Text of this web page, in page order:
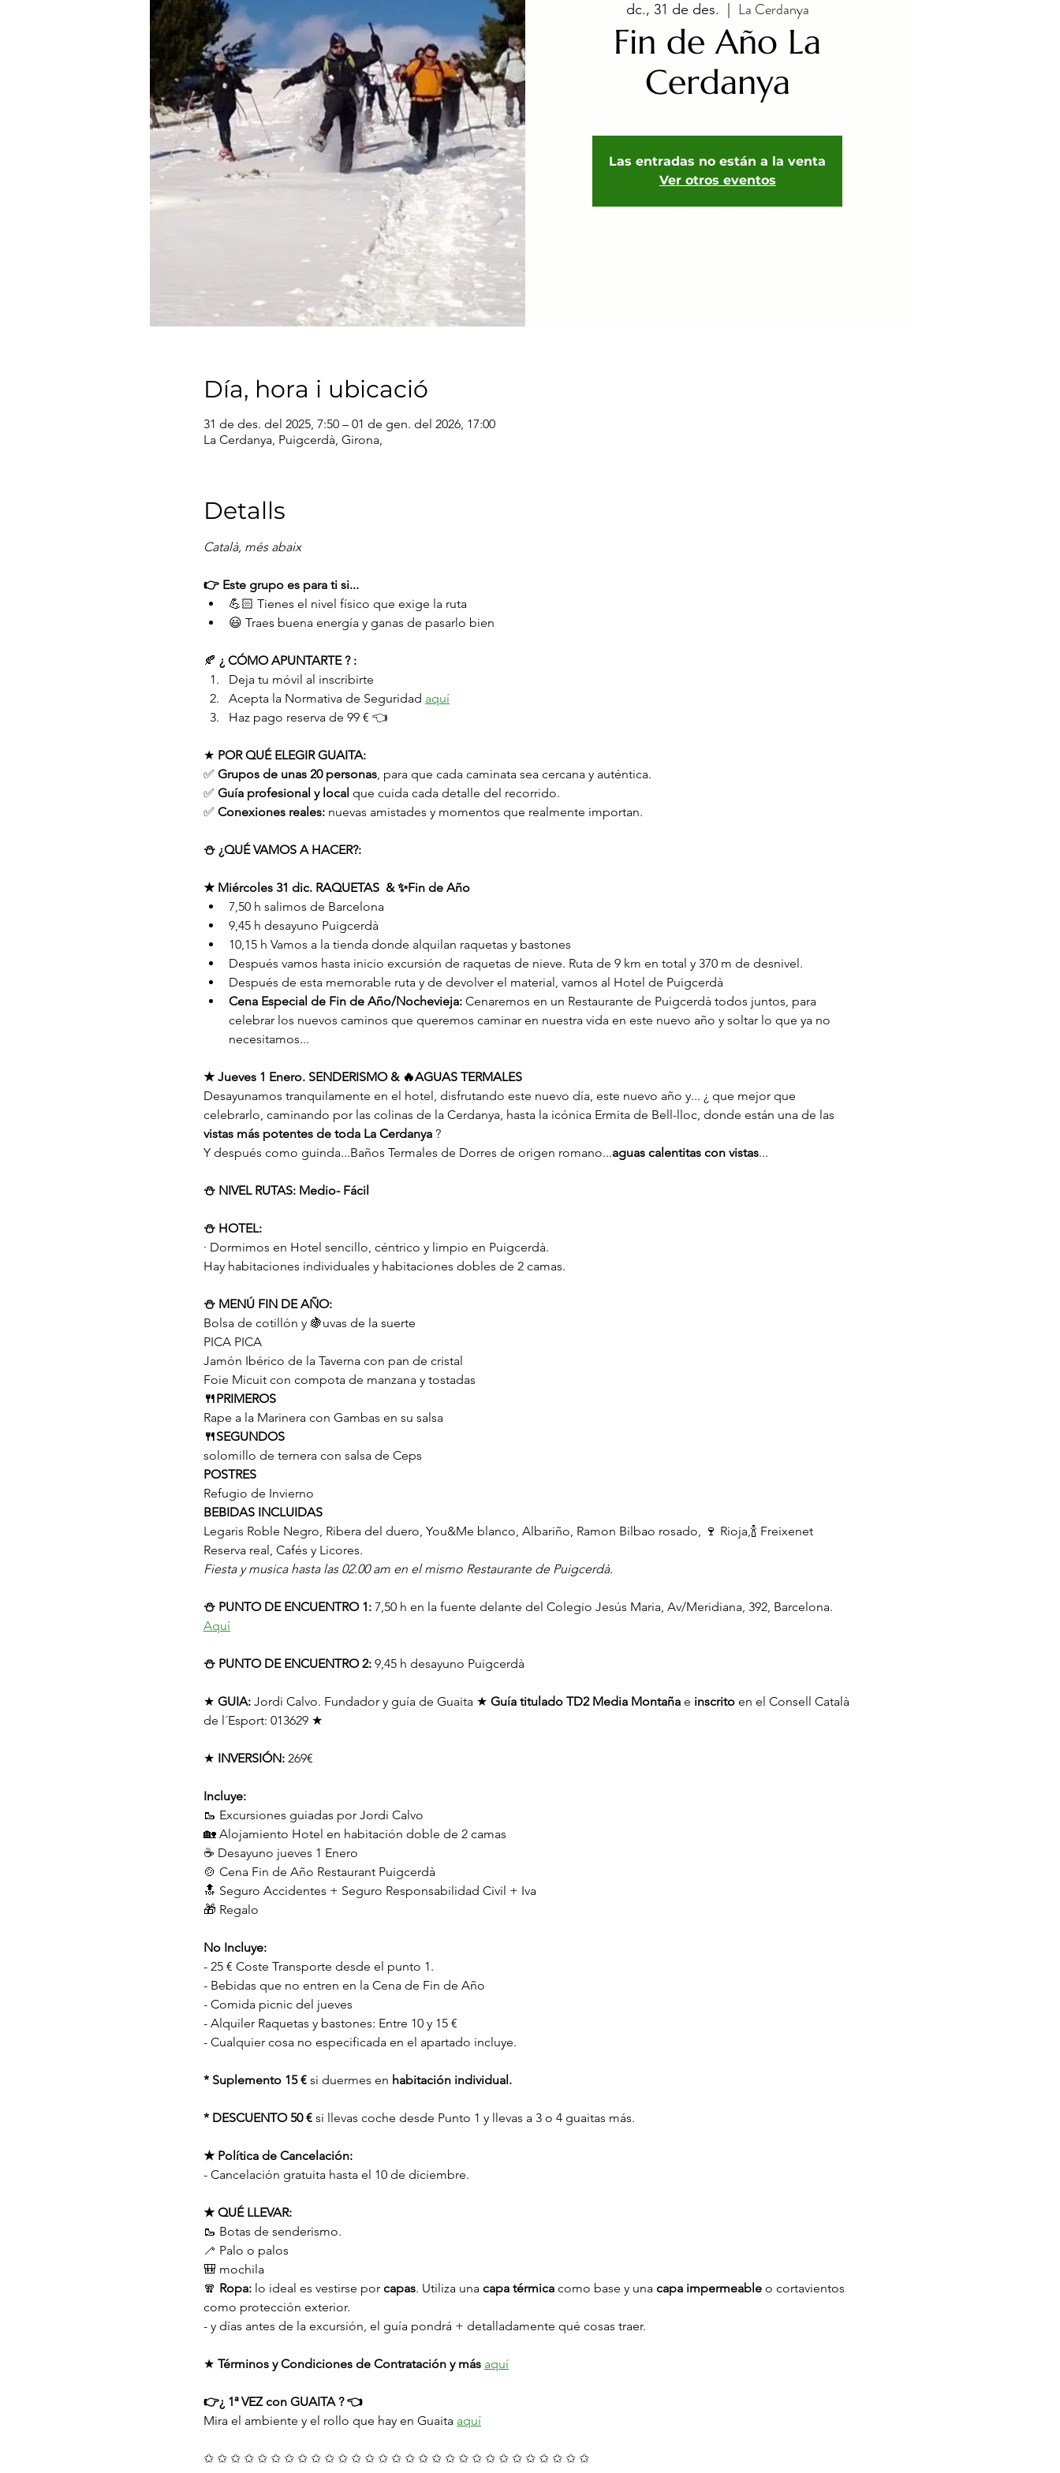
dc., 31 de des. La Cerdanya
Fin de Año La
Cerdanya
Las entradas no están a la venta
Ver otros eventos
Día, hora i ubicació
31 de des. del 2025, 7:50 – 01 de gen. del 2026, 17:00
La Cerdanya, Puigcerdà, Girona,
Detalls
Català, més abaix
👉 Este grupo es para ti si...
💪🏻 Tienes el nivel físico que exige la ruta
😃 Traes buena energía y ganas de pasarlo bien
🍂 ¿ CÓMO APUNTARTE ? :
Deja tu móvil al inscribirte
Acepta la Normativa de Seguridad aquí
Haz pago reserva de 99 € 👈
★ POR QUÉ ELEGIR GUAITA:
✅ Grupos de unas 20 personas , para que cada caminata sea cercana y auténtica.
✅ Guía profesional y local que cuida cada detalle del recorrido.
✅ Conexiones reales: nuevas amistades y momentos que realmente importan.
⛄️ ¿QUÉ VAMOS A HACER?:
★ Miércoles 31 dic. RAQUETAS  & ✨Fin de Año
7,50 h salimos de Barcelona
9,45 h desayuno Puigcerdà
10,15 h Vamos a la tienda donde alquilan raquetas y bastones
Después vamos hasta inicio excursión de raquetas de nieve. Ruta de 9 km en total y 370 m de desnivel.
Después de esta memorable ruta y de devolver el material, vamos al Hotel de Puigcerdà
Cena Especial de Fin de Año/Nochevieja: Cenaremos en un Restaurante de Puigcerdà todos juntos, para
celebrar los nuevos caminos que queremos caminar en nuestra vida en este nuevo año y soltar lo que ya no
necesitamos...
★ Jueves 1 Enero. SENDERISMO & 🔥AGUAS TERMALES
Desayunamos tranquilamente en el hotel, disfrutando este nuevo día, este nuevo año y... ¿ que mejor que
celebrarlo, caminando por las colinas de la Cerdanya, hasta la icónica Ermita de Bell-lloc, donde están una de las
vistas más potentes de toda La Cerdanya ?
Y después como guinda...Baños Termales de Dorres de origen romano...aguas calentitas con vistas...
⛄️ NIVEL RUTAS: Medio- Fácil
⛄️ HOTEL:
· Dormimos en Hotel sencillo, céntrico y limpio en Puigcerdà.
Hay habitaciones individuales y habitaciones dobles de 2 camas.
⛄️ MENÚ FIN DE AÑO:
Bolsa de cotillón y 🍇uvas de la suerte
PICA PICA
Jamón Ibérico de la Taverna con pan de cristal
Foie Micuit con compota de manzana y tostadas
🍴PRIMEROS
Rape a la Marinera con Gambas en su salsa
🍴SEGUNDOS
solomillo de ternera con salsa de Ceps
POSTRES
Refugio de Invierno
BEBIDAS INCLUIDAS
Legaris Roble Negro, Ribera del duero, You&Me blanco, Albariño, Ramon Bilbao rosado, 🍷 Rioja,🍾 Freixenet
Reserva real, Cafés y Licores.
Fiesta y musica hasta las 02.00 am en el mismo Restaurante de Puigcerdà.
⛄️ PUNTO DE ENCUENTRO 1: 7,50 h en la fuente delante del Colegio Jesús Maria, Av/Meridiana, 392, Barcelona.
Aquí
⛄️ PUNTO DE ENCUENTRO 2: 9,45 h desayuno Puigcerdà
★ GUIA: Jordi Calvo. Fundador y guía de Guaita ★ Guía titulado TD2 Media Montaña e inscrito en el Consell Català
de l´Esport: 013629 ★
★ INVERSIÓN: 269€
Incluye:
🥾 Excursiones guiadas por Jordi Calvo
🏡 Alojamiento Hotel en habitación doble de 2 camas
☕️ Desayuno jueves 1 Enero
🍲 Cena Fin de Año Restaurant Puigcerdà
🔝 Seguro Accidentes + Seguro Responsabilidad Civil + Iva
🎁 Regalo
No Incluye:
- 25 € Coste Transporte desde el punto 1.
- Bebidas que no entren en la Cena de Fin de Año
- Comida picnic del jueves
- Alquiler Raquetas y bastones: Entre 10 y 15 €
- Cualquier cosa no especificada en el apartado incluye.
* Suplemento 15 € si duermes en habitación individual.
* DESCUENTO 50 € si llevas coche desde Punto 1 y llevas a 3 o 4 guaitas más.
★ Política de Cancelación:
- Cancelación gratuita hasta el 10 de diciembre.
★ QUÉ LLEVAR:
🥾 Botas de senderismo.
🦯 Palo o palos
🎒 mochila
🧣 Ropa: lo ideal es vestirse por capas. Utiliza una capa térmica como base y una capa impermeable o cortavientos
como protección exterior.
- y días antes de la excursión, el guía pondrá + detalladamente qué cosas traer.
★ Términos y Condiciones de Contratación y más aquí
👉¿ 1ª VEZ con GUAITA ? 👈
Mira el ambiente y el rollo que hay en Guaita aquí
✩ ✩ ✩ ✩ ✩ ✩ ✩ ✩ ✩ ✩ ✩ ✩ ✩ ✩ ✩ ✩ ✩ ✩ ✩ ✩ ✩ ✩ ✩ ✩ ✩ ✩ ✩ ✩ ✩